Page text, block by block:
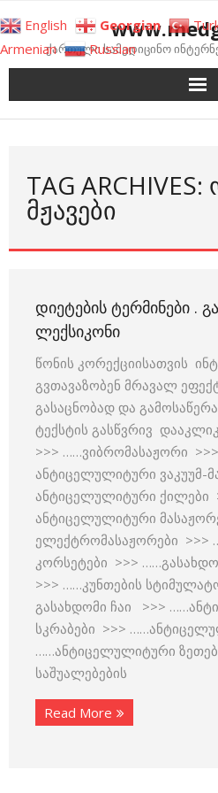
to
contentქართული სამედიცინო
TAG
ᲛᲟᲐᲕᲔᲑᲘ
ᲓᲘᲔᲢᲔᲑᲘᲡ ᲢᲔᲠᲛᲘᲜᲔᲑᲘ .
ᲚᲔᲥᲡᲘᲙᲝᲜᲘ
წონის კორექციისათვის
გვთავაზობენ მრავალ
გასაცნობად და
ტექსტის გასწვრივ
>>> ……ვიბრომასაჟორი
ანტიცელულიტური ვაკუუმ-
ანტიცელულიტური ქილები
ანტიცელულიტური
ელექტრომასაჟორები >>>
კორსეტები >>>
>>> ……კუნთების
გასახდომი ჩაი >>>
სკრაბები >>>
……ანტიცელულიტური
საშუალებების
Read More
English Georgian
Armenian
Russian